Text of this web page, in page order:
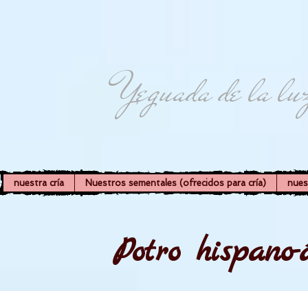
Yeguada de la
nuestra cría Nuestros sementales (ofrecidos para cría)
Potro